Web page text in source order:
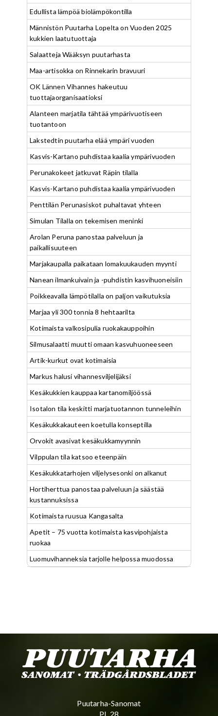
Edullista lämpöä biolämpökontilla
Männistön Puutarha Lopelta on Vuoden 2025
kukkien laatutuottaja
Salaatteja Wääksyn puutarhasta
Maa-artisokka on Rinnekarin bravuuri
OK Lännen Vihannes hakeutuu
tuottajaorganisaatioksi
Alanteen marjatila tähtää ympärivuotiseen
tuotantoon
Lakstedtin puutarha elää ympäri vuoden
Kasvis-Kartano puhdistaa kaalia ympärivuoden
Perunakokeet jatkuvat Räpin tilalla
Kasvis-Kartano puhdistaa kaalia ympärivuoden
Penttilän Perunasiskot puhaltavat yhteen
Simulan Tilalla on tekemisen meninki
Arolan Peruna panostaa palveluun ja
paikallisuuteen
Marjakaupalla paikataan lomakuukauden myynti
Nanean ilmankuivain ja -puhdistin kasvihuoneisiin
Poikkeavalla lämpötilalla on paljon vaikutuksia
Marjaa yli 300 tonnia 8 hehtaarilta
Kotimaista valkosipulia ruokakauppoihin
Silmusalaatti muutti omaan kasvuhuoneeseen
Artik-kurkut ovat kotimaisia
Markus halusi vihannesviljelijäksi
Kesäkukkien kauppaa kartanomiljöössä
Isotalon tila keskitti marjatuotannon tunneleihin
Kesäkukkakauteen koetulla konseptilla
Orvokit avasivat kesäkukkamyynnin
Vilppulan tila katsoo eteenpäin
Kesäkukkatarhojen viljelysesonki on alkanut
Hortiherttua panostaa palveluun ja säästää
kustannuksissa
Kotimaista ruusua Kangasalta
Apetit – 75 vuotta kotimaista kasvipohjaista
ruokaa
Luomuvihanneksia tarjolle helpossa muodossa
Puutarha-Sanomat
PL 28